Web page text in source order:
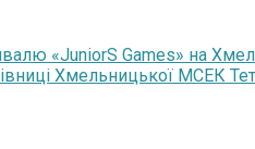
«JuniorS Games» на
Хмельницької МСЕК